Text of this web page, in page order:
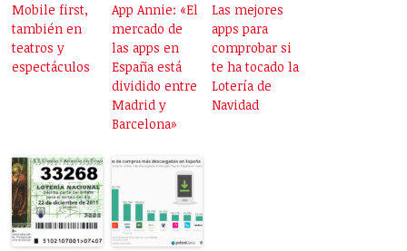
Mobile first,
también en
teatros y
espectáculos
App Annie: «El
mercado de
las apps en
España está
dividido entre
Madrid y
Barcelona»
Las mejores
apps para
comprobar si
te ha tocado la
Lotería de
Navidad